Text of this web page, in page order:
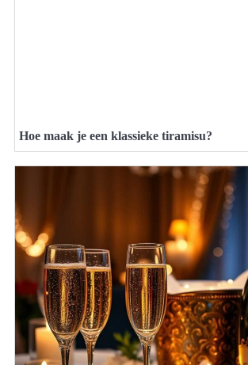
Hoe maak je een klassieke tiramisu?